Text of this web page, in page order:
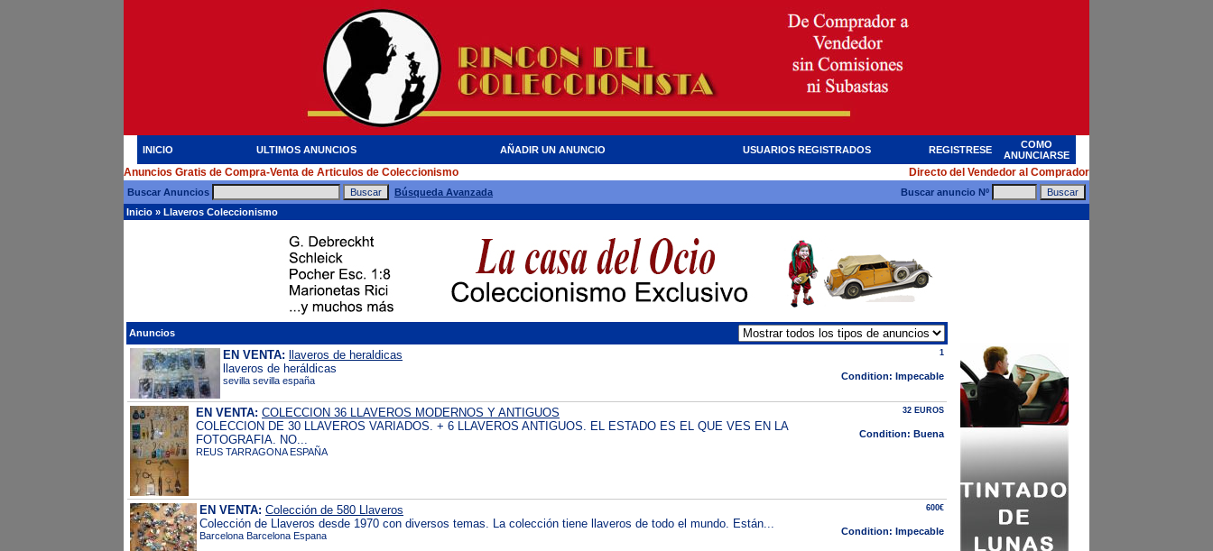
INICIO ULTIMOS ANUNCIOS AÑADIR UN ANUNCIO USUARIOS REGISTRADOS REGISTRESE
COMO
ANUNCIARSE
Anuncios Gratis de Compra-Venta de Articulos de Coleccionismo Directo del Vendedor al Comprador
Buscar Anuncios Búsqueda Avanzada
Buscar anuncio Nº
Inicio » Llaveros Coleccionismo
Anuncios
EN VENTA:
llaveros de heraldicas
llaveros de heráldicas
sevilla sevilla españa
1
Condition: Impecable
EN VENTA: COLECCION 36 LLAVEROS MODERNOS Y ANTIGUOS
COLECCION DE 30 LLAVEROS VARIADOS. + 6 LLAVEROS ANTIGUOS. EL ESTADO ES EL QUE VES EN LA
FOTOGRAFIA. NO...
REUS TARRAGONA ESPAÑA
32 EUROS
Condition: Buena
EN VENTA: Colección de 580 Llaveros
Colección de Llaveros desde 1970 con diversos temas. La colección tiene llaveros de todo el mundo. Están...
Barcelona Barcelona Espana
600€
Condition: Impecable